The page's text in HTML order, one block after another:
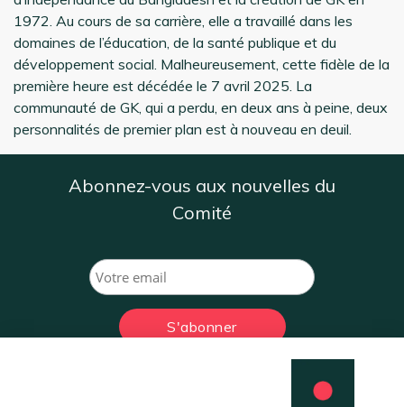
1972. Au cours de sa carrière, elle a travaillé dans les
domaines de l’éducation, de la santé publique et du
développement social. Malheureusement, cette fidèle de la
première heure est décédée le 7 avril 2025. La
communauté de GK, qui a perdu, en deux ans à peine, deux
personnalités de premier plan est à nouveau en deuil.
Abonnez-vous aux nouvelles du
Comité